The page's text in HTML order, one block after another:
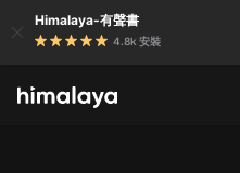
Himalaya-有聲書
4.8k 安裝